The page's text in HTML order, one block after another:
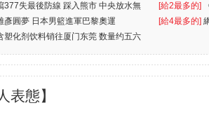
377失最後防線 踩入熊市 中央放水無 [給2最多的]
彥圓夢 日本男籃進軍巴黎奧運 [給4最多的]
塑化剂饮料销往厦门东莞 数量约五六
表態】